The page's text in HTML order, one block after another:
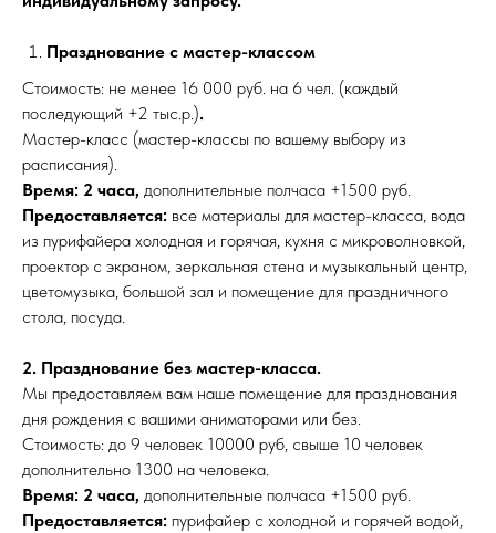
Празднование с мастер-классом
Стоимость: не менее 16 000 руб. на 6 чел. (каждый
последующий +2 тыс.р.).
Мастер-класс (мастер-классы по вашему выбору из
расписания).
Время: 2 часа, дополнительные полчаса +1500 руб.
Предоставляется: все материалы для мастер-класса, вода
из пурифайера холодная и горячая, кухня с микроволновкой,
проектор с экраном, зеркальная стена и музыкальный центр,
цветомузыка, большой зал и помещение для праздничного
стола, посуда.
2. Празднование без мастер-класса.
Мы предоставляем вам наше помещение для празднования
дня рождения с вашими аниматорами или без.
Стоимость: до 9 человек 10000 руб, свыше 10 человек
дополнительно 1300 на человека.
Время: 2 часа, дополнительные полчаса +1500 руб.
Предоставляется: пурифайер с холодной и горячей водой,